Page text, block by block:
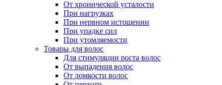
От хронической усталости
При нагрузках
При нервном истощении
При упадке сил
При утомляемости
Товары для волос
Для стимуляции роста волос
От выпадения волос
От ломкости волос